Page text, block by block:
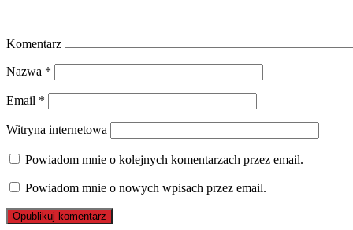
Komentarz
Nazwa *
Email *
Witryna internetowa
Powiadom mnie o kolejnych komentarzach przez email.
Powiadom mnie o nowych wpisach przez email.